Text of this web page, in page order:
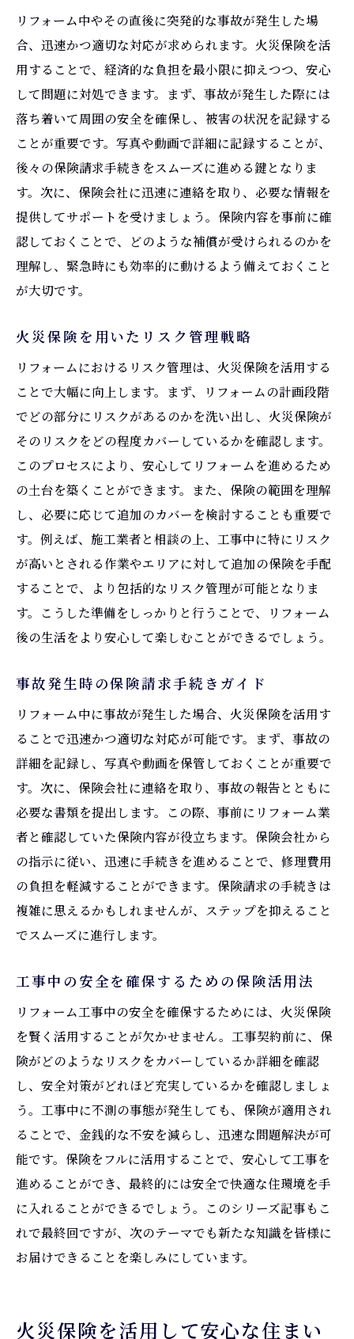
リフォーム中やその直後に突発的な事故が発生した場
合、迅速かつ適切な対応が求められます。火災保険を活
用することで、経済的な負担を最小限に抑えつつ、安心
して問題に対処できます。まず、事故が発生した際には
落ち着いて周囲の安全を確保し、被害の状況を記録する
ことが重要です。写真や動画で詳細に記録することが、
後々の保険請求手続きをスムーズに進める鍵となりま
す。次に、保険会社に迅速に連絡を取り、必要な情報を
提供してサポートを受けましょう。保険内容を事前に確
認しておくことで、どのような補償が受けられるのかを
理解し、緊急時にも効率的に動けるよう備えておくこと
が大切です。
火災保険を用いたリスク管理戦略
リフォームにおけるリスク管理は、火災保険を活用する
ことで大幅に向上します。まず、リフォームの計画段階
でどの部分にリスクがあるのかを洗い出し、火災保険が
そのリスクをどの程度カバーしているかを確認します。
このプロセスにより、安心してリフォームを進めるため
の土台を築くことができます。また、保険の範囲を理解
し、必要に応じて追加のカバーを検討することも重要で
す。例えば、施工業者と相談の上、工事中に特にリスク
が高いとされる作業やエリアに対して追加の保険を手配
することで、より包括的なリスク管理が可能となりま
す。こうした準備をしっかりと行うことで、リフォーム
後の生活をより安心して楽しむことができるでしょう。
事故発生時の保険請求手続きガイド
リフォーム中に事故が発生した場合、火災保険を活用す
ることで迅速かつ適切な対応が可能です。まず、事故の
詳細を記録し、写真や動画を保管しておくことが重要で
す。次に、保険会社に連絡を取り、事故の報告とともに
必要な書類を提出します。この際、事前にリフォーム業
者と確認していた保険内容が役立ちます。保険会社から
の指示に従い、迅速に手続きを進めることで、修理費用
の負担を軽減することができます。保険請求の手続きは
複雑に思えるかもしれませんが、ステップを抑えること
でスムーズに進行します。
工事中の安全を確保するための保険活用法
リフォーム工事中の安全を確保するためには、火災保険
を賢く活用することが欠かせません。工事契約前に、保
険がどのようなリスクをカバーしているか詳細を確認
し、安全対策がどれほど充実しているかを確認しましょ
う。工事中に不測の事態が発生しても、保険が適用され
ることで、金銭的な不安を減らし、迅速な問題解決が可
能です。保険をフルに活用することで、安心して工事を
進めることができ、最終的には安全で快適な住環境を手
に入れることができるでしょう。このシリーズ記事もこ
れで最終回ですが、次のテーマでも新たな知識を皆様に
お届けできることを楽しみにしています。
火災保険を活用して安心な住まい